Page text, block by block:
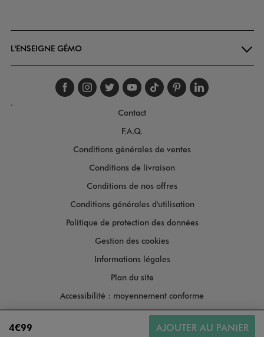
4€99 AJOUTER AU PANIER
L'ENSEIGNE GÉMO
Suivez-nous sur
Suivez-nous sur
Suivez-nous sur
Suivez-nous
Suivez-nous
Suivez-
.
Contact
F.A.Q.
Conditions générales de ventes
Conditions de livraison
Conditions de nos offres
Conditions générales d'utilisation
Politique de protection des données
Gestion des cookies
Informations légales
Plan du site
Accessibilité : moyennement conforme